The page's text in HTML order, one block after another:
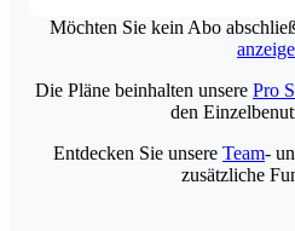
Möchten Sie kein Abo
Die Pläne beinhalten unsere Pro
den
Entdecken Sie unsere Team-
zusätzliche